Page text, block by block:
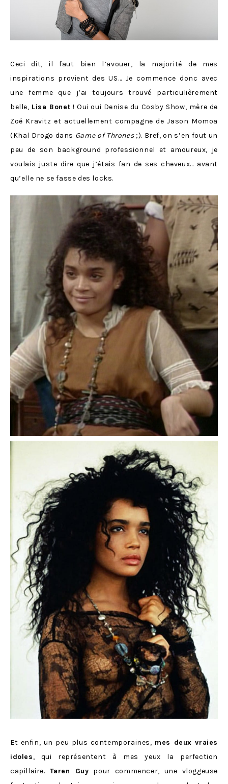
Ceci dit, il faut bien l’avouer, la majorité de mes
inspirations provient des US… Je commence donc avec
une femme que j’ai toujours trouvé particulièrement
belle, Lisa Bonet ! Oui oui Denise du Cosby Show, mère de
Zoé Kravitz et actuellement compagne de Jason Momoa
(Khal Drogo dans Game of Thrones;). Bref, on s’en fout un
peu de son background professionnel et amoureux, je
voulais juste dire que j’étais fan de ses cheveux… avant
qu’elle ne se fasse des locks.
Et enfin, un peu plus contemporaines, mes deux vraies
idoles, qui représentent à mes yeux la perfection
capillaire. Taren Guy pour commencer, une vloggeuse